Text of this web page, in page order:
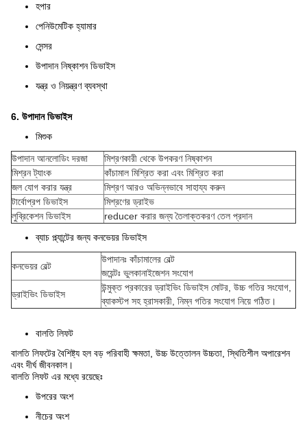
হপার
পেনিউমেটিক হ্যামার
সেন্সর
উপাদান নিষ্কাশন ডিভাইস
যন্ত্র ও নিয়ন্ত্রণ ব্যবস্থা
6. উপাদান ডিভাইস
মিশুক
উপাদান আনলোডিং দরজা
মিশ্রণকারী থেকে উপকরণ নিষ্কাশন
মিশ্রন ট্যাংক
কাঁচামাল মিশ্রিত করা এবং মিশ্রিত করা
জল যোগ করার যন্ত্র
মিশ্রণ আরও অভিন্নভাবে সাহায্য করুন
টার্বোপ্রপ ডিভাইস
মিশ্রণের ড্রাইভ
লুব্রিকেশন ডিভাইস
reducer করার জন্য তৈলাক্তকরণ তেল প্রদান
ব্যাচ প্ল্যান্টের জন্য কনভেয়র ডিভাইস
কনভেয়র বেল্ট
উপাদানঃ কাঁচামালের বেল্ট
জয়েন্টঃ ভুলকানাইজেশন সংযোগ
ড্রাইভিং ডিভাইস
উন্মুক্ত প্রকারের ড্রাইভিং ডিভাইস মোটর, উচ্চ গতির সংযোগ,
ব্যাকস্টপ সহ হ্রাসকারী, নিম্ন গতির সংযোগ নিয়ে গঠিত।
বালতি লিফট
বালতি লিফটের বৈশিষ্ট্য হল বড় পরিবাহী ক্ষমতা, উচ্চ উত্তোলন উচ্চতা, স্থিতিশীল অপারেশন
এবং দীর্ঘ জীবনকাল।
বালতি লিফট এর মধ্যে রয়েছেঃ
উপরের অংশ
নীচের অংশ